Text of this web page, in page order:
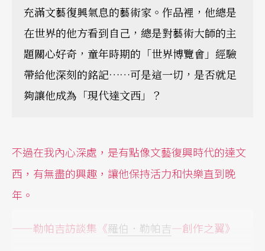
充滿文藝復興氣息的藝術家。作品裡，他總是
在世界的他方看到自己，總是對藝術大師的主
題關心好奇，童年時期的「世界博覽會」經驗
帶給他深刻的銘記……可是這一切，是否就足
夠讓他成為「現代達文西」？
不過在我內心深處，是有點像文藝復興時代的達文
西，有無盡的興趣，讓他保持活力和快樂直到晚
年。
——勒帕吉訪談集《羅伯．勒帕吉—創作之翼》